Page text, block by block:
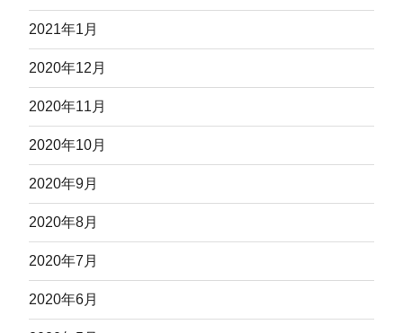
2021年1月
2020年12月
2020年11月
2020年10月
2020年9月
2020年8月
2020年7月
2020年6月